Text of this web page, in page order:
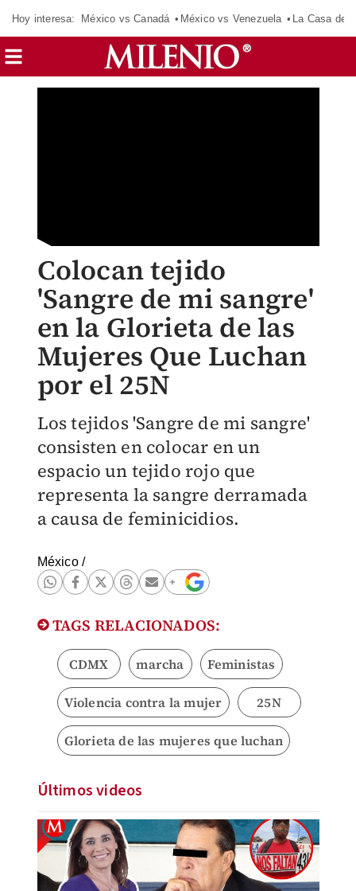
Hoy interesa: México vs Canadá México vs Venezuela La Casa de
Colocan tejido
'Sangre de mi sangre'
en la Glorieta de las
Mujeres Que Luchan
por el 25N
Los tejidos 'Sangre de mi sangre'
consisten en colocar en un
espacio un tejido rojo que
representa la sangre derramada
a causa de feminicidios.
México/
TAGS RELACIONADOS:
CDMX marcha Feministas
Violencia contra la mujer 25N
Glorieta de las mujeres que luchan
Últimos videos